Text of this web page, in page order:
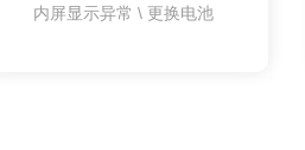
内屏显示异常 \ 更换电池